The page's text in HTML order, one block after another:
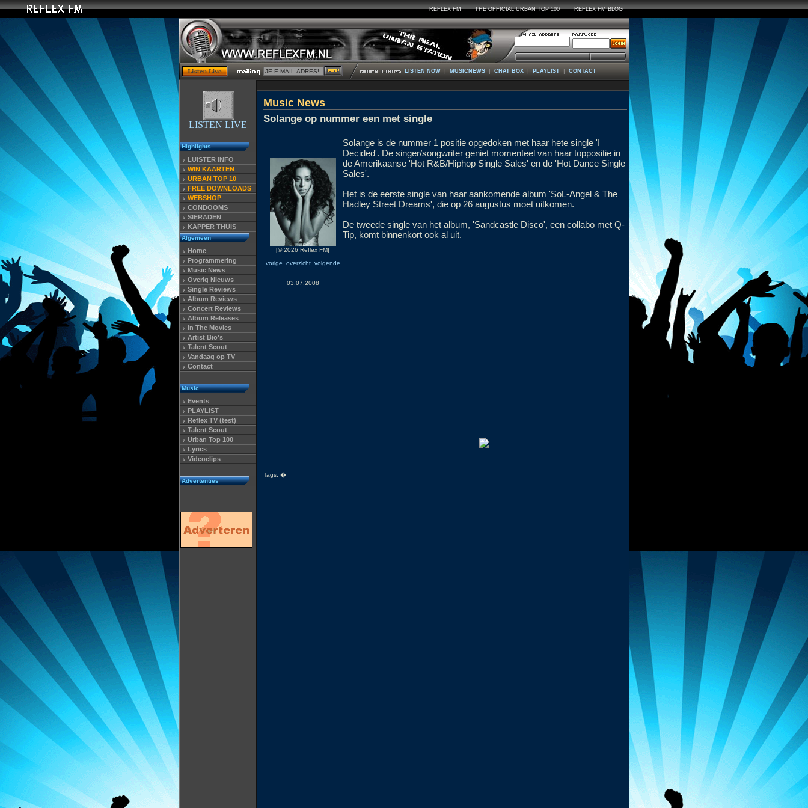
REFLEX FM THE OFFICIAL URBAN TOP 100 REFLEX FM BLOG
LISTEN NOW | MUSICNEWS | CHAT BOX | PLAYLIST | CONTACT
LISTEN LIVE
Highlights
LUISTER INFO
WIN KAARTEN
URBAN TOP 10
FREE DOWNLOADS
WEBSHOP
CONDOOMS
SIERADEN
KAPPER THUIS
Algemeen
Home
Programmering
Music News
Overig Nieuws
Single Reviews
Album Reviews
Concert Reviews
Album Releases
In The Movies
Artist Bio's
Talent Scout
Vandaag op TV
Contact
Music
Events
PLAYLIST
Reflex TV (test)
Talent Scout
Urban Top 100
Lyrics
Videoclips
Advertenties
Music News
Solange op nummer een met single
[© 2026 Reflex FM]
vorige
overzicht volgende
03.07.2008
Solange is de nummer 1 positie opgedoken met haar hete single 'I
Decided'. De singer/songwriter geniet momenteel van haar toppositie in
de Amerikaanse 'Hot R&B/Hiphop Single Sales' en de 'Hot Dance Single
Sales'.
Het is de eerste single van haar aankomende album 'SoL-Angel & The
Hadley Street Dreams', die op 26 augustus moet uitkomen.
De tweede single van het album, 'Sandcastle Disco', een collabo met Q-
Tip, komt binnenkort ook al uit.
Tags: �